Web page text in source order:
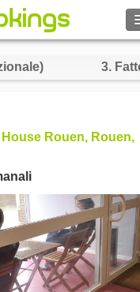
3.
Rouen, Rouen,